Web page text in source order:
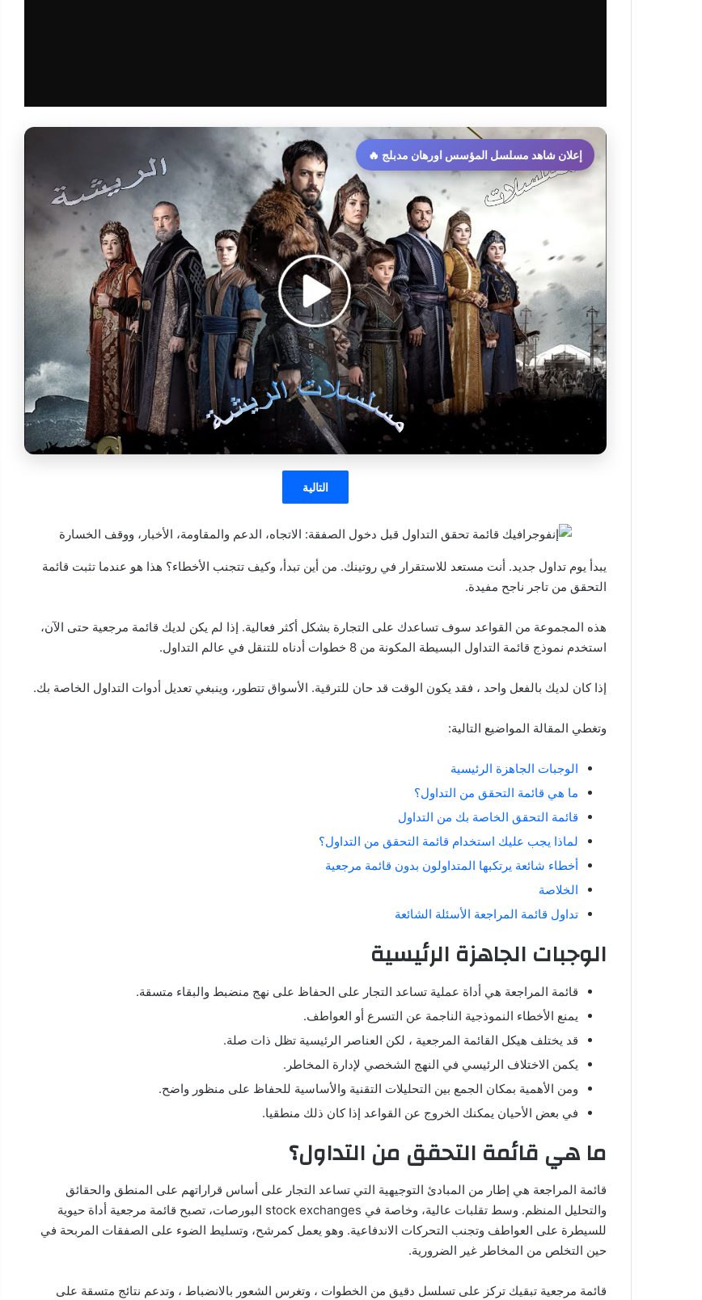
إعلان شاهد مسلسل المؤسس اورهان مدبلج 🔥
التالية
يبدأ يوم تداول جديد. أنت مستعد للاستقرار في روتينك. من أين تبدأ، وكيف تتجنب الأخطاء؟ هذا هو عندما تثبت قائمة
التحقق من تاجر ناجح مفيدة.
هذه المجموعة من القواعد سوف تساعدك على التجارة بشكل أكثر فعالية. إذا لم يكن لديك قائمة مرجعية حتى الآن،
استخدم نموذج قائمة التداول البسيطة المكونة من 8 خطوات أدناه للتنقل في عالم التداول.
إذا كان لديك بالفعل واحد ، فقد يكون الوقت قد حان للترقية. الأسواق تتطور، وينبغي تعديل أدوات التداول الخاصة بك.
وتغطي المقالة المواضيع التالية:
الوجبات الجاهزة الرئيسية
ما هي قائمة التحقق من التداول؟
قائمة التحقق الخاصة بك من التداول
لماذا يجب عليك استخدام قائمة التحقق من التداول؟
أخطاء شائعة يرتكبها المتداولون بدون قائمة مرجعية
الخلاصة
تداول قائمة المراجعة الأسئلة الشائعة
الوجبات الجاهزة الرئيسية
قائمة المراجعة هي أداة عملية تساعد التجار على الحفاظ على نهج منضبط والبقاء متسقة.
يمنع الأخطاء النموذجية الناجمة عن التسرع أو العواطف.
قد يختلف هيكل القائمة المرجعية ، لكن العناصر الرئيسية تظل ذات صلة.
يكمن الاختلاف الرئيسي في النهج الشخصي لإدارة المخاطر.
ومن الأهمية بمكان الجمع بين التحليلات التقنية والأساسية للحفاظ على منظور واضح.
في بعض الأحيان يمكنك الخروج عن القواعد إذا كان ذلك منطقيا.
ما هي قائمة التحقق من التداول؟
قائمة المراجعة هي إطار من المبادئ التوجيهية التي تساعد التجار على أساس قراراتهم على المنطق والحقائق
والتحليل المنظم. وسط تقلبات عالية، وخاصة في stock exchanges البورصات، تصبح قائمة مرجعية أداة حيوية
للسيطرة على العواطف وتجنب التحركات الاندفاعية. وهو يعمل كمرشح، وتسليط الضوء على الصفقات المربحة في
حين التخلص من المخاطر غير الضرورية.
قائمة مرجعية تبقيك تركز على تسلسل دقيق من الخطوات ، وتغرس الشعور بالانضباط ، وتدعم نتائج متسقة على